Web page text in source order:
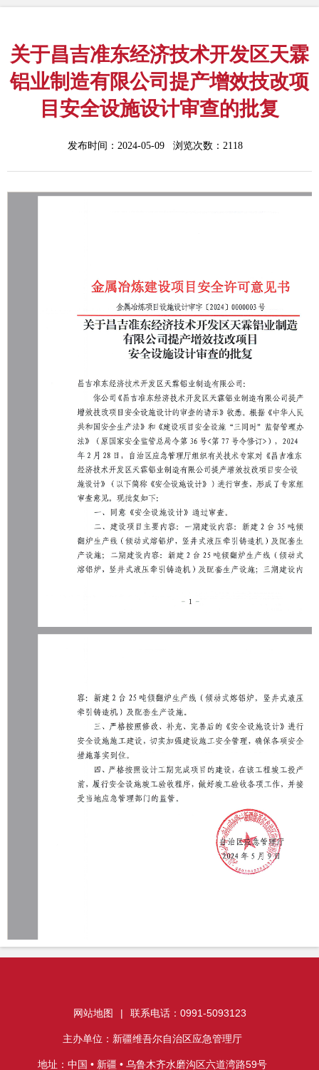
关于昌吉准东经济技术开发区天霖
铝业制造有限公司提产增效技改项
目安全设施设计审查的批复
发布时间：2024-05-09 浏览次数： 2118
网站地图 | 联系电话：0991-5093123
主办单位：新疆维吾尔自治区应急管理厅
地址：中国 • 新疆 • 乌鲁木齐水磨沟区六道湾路59号